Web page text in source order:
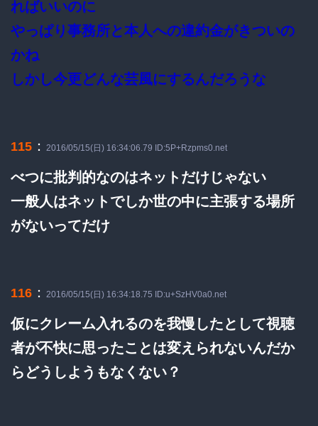
ればいいのに
やっぱり事務所と本人への違約金がきついの
かね
しかし今更どんな芸風にするんだろうな
115 ： 2016/05/15(日) 16:34:06.79 ID:5P+Rzpms0.net
べつに批判的なのはネットだけじゃない
一般人はネットでしか世の中に主張する場所
がないってだけ
116 ： 2016/05/15(日) 16:34:18.75 ID:u+SzHV0a0.net
仮にクレーム入れるのを我慢したとして視聴
者が不快に思ったことは変えられないんだか
らどうしようもなくない？